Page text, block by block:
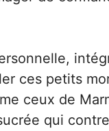
ces petits
ceux de
qui